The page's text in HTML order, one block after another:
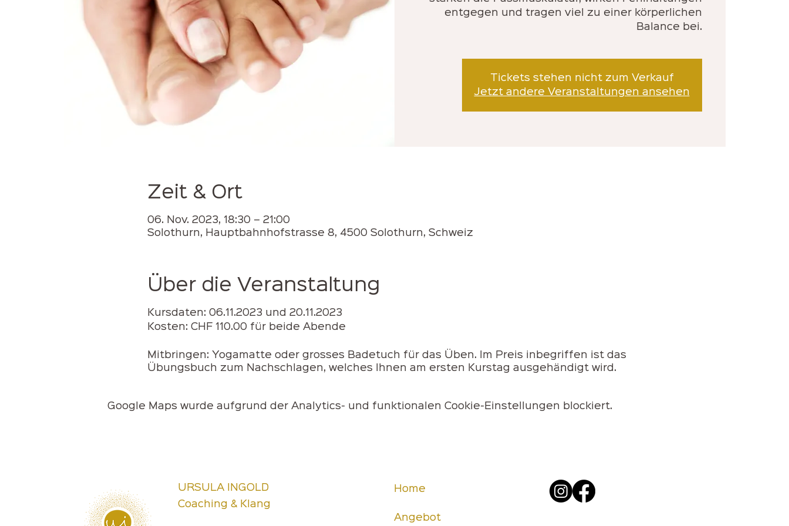
entgegen und tragen viel zu einer körperlichen
Balance bei.
Tickets stehen nicht zum Verkauf
Jetzt andere Veranstaltungen ansehen
Zeit & Ort
06. Nov. 2023, 18:30 – 21:00
Solothurn, Hauptbahnhofstrasse 8, 4500 Solothurn, Schweiz
Über die Veranstaltung
Kursdaten: 06.11.2023 und 20.11.2023
Kosten: CHF 110.00 für beide Abende
Mitbringen: Yogamatte oder grosses Badetuch für das Üben. Im Preis inbegriffen ist das
Übungsbuch zum Nachschlagen, welches Ihnen am ersten Kurstag ausgehändigt wird.
Google Maps wurde aufgrund der Analytics- und funktionalen Cookie-Einstellungen blockiert.
URSULA INGOLD
Coaching & Klang
Home
Angebot